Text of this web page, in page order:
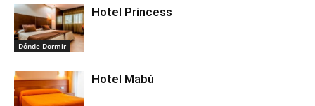
Dónde Dormir
Hotel Princess
Hotel Mabú